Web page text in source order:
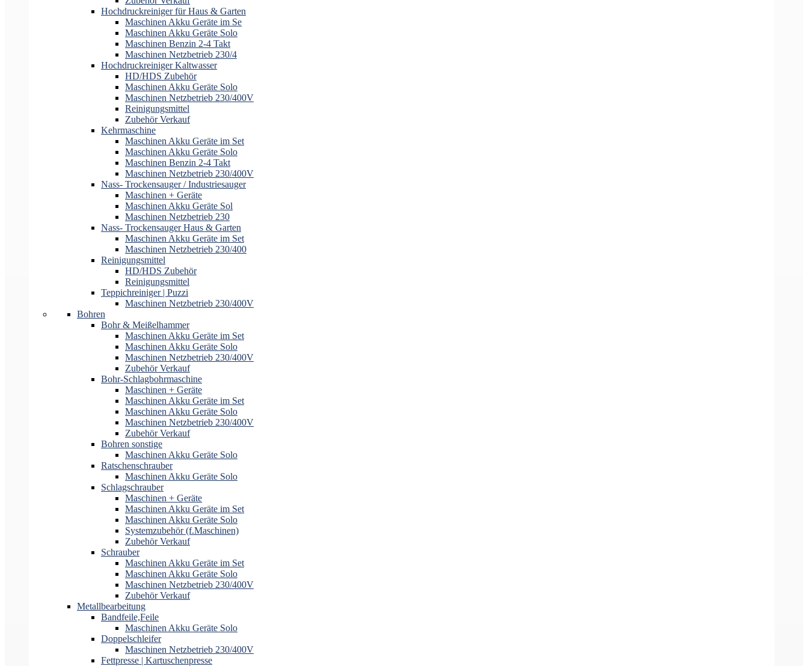
Hochdruckreiniger für Haus & Garten
Maschinen Akku Geräte im Se
Maschinen Akku Geräte Solo
Maschinen Benzin 2-4 Takt
Maschinen Netzbetrieb 230/4
Hochdruckreiniger Kaltwasser
HD/HDS Zubehör
Maschinen Akku Geräte Solo
Maschinen Netzbetrieb 230/400V
Reinigungsmittel
Zubehör Verkauf
Kehrmaschine
Maschinen Akku Geräte im Set
Maschinen Akku Geräte Solo
Maschinen Benzin 2-4 Takt
Maschinen Netzbetrieb 230/400V
Nass- Trockensauger / Industriesauger
Maschinen + Geräte
Maschinen Akku Geräte Sol
Maschinen Netzbetrieb 230
Nass- Trockensauger Haus & Garten
Maschinen Akku Geräte im Set
Maschinen Netzbetrieb 230/400
Reinigungsmittel
HD/HDS Zubehör
Reinigungsmittel
Teppichreiniger | Puzzi
Maschinen Netzbetrieb 230/400V
Bohren
Bohr & Meißelhammer
Maschinen Akku Geräte im Set
Maschinen Akku Geräte Solo
Maschinen Netzbetrieb 230/400V
Zubehör Verkauf
Bohr-Schlagbohrmaschine
Maschinen + Geräte
Maschinen Akku Geräte im Set
Maschinen Akku Geräte Solo
Maschinen Netzbetrieb 230/400V
Zubehör Verkauf
Bohren sonstige
Maschinen Akku Geräte Solo
Ratschenschrauber
Maschinen Akku Geräte Solo
Schlagschrauber
Maschinen + Geräte
Maschinen Akku Geräte im Set
Maschinen Akku Geräte Solo
Systemzubehör (f.Maschinen)
Zubehör Verkauf
Schrauber
Maschinen Akku Geräte im Set
Maschinen Akku Geräte Solo
Maschinen Netzbetrieb 230/400V
Zubehör Verkauf
Metallbearbeitung
Bandfeile,Feile
Maschinen Akku Geräte Solo
Doppelschleifer
Maschinen Netzbetrieb 230/400V
Fettpresse | Kartuschenpresse